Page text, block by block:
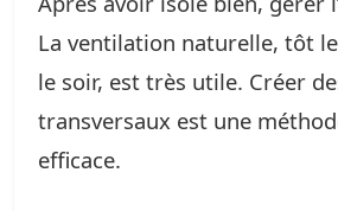
La ventilation naturelle, tôt
le soir, est très utile. Créer
transversaux est une
efficace.